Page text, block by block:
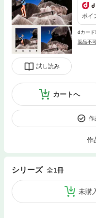
試し読み
ポイ
dカード
返品不
カートへ
作
作
シリーズ 全1冊
未購